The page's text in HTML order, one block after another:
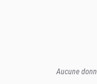
Aucune